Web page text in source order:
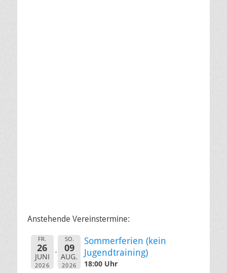
Anstehende Vereinstermine:
FR.
26
JUNI
2026
SO.
09
AUG.
2026
Sommerferien (kein
Jugendtraining)
18:00 Uhr